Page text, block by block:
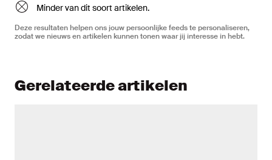
Minder van dit soort artikelen.
Deze resultaten helpen ons jouw persoonlijke feeds te personaliseren,
zodat we nieuws en artikelen kunnen tonen waar jij interesse in hebt.
Gerelateerde artikelen